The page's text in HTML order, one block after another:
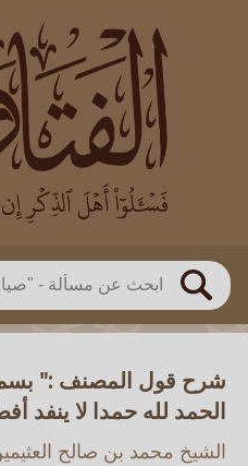
بحث
العالم
بن باز
بن العثيمين
اللجنة الدائمة
شرح قول المصنف :" بسم
الحمد لله حمدا لا ينفد
الشيخ محمد بن صالح